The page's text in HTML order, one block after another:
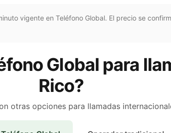
vigente en Teléfono Global. El precio se
Global para
Rico?
otras opciones para llamadas